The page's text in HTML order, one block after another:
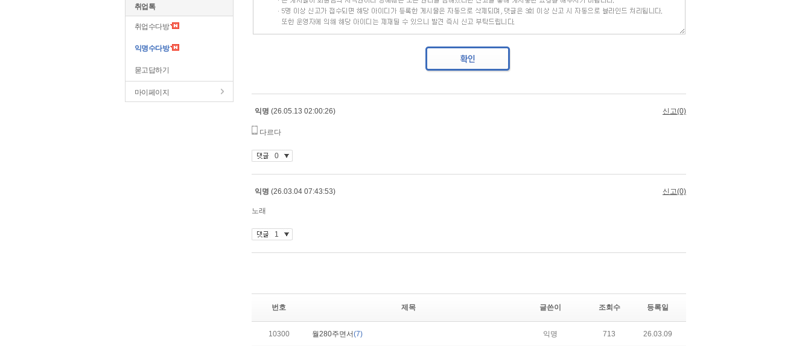
취업톡
취업수다방
익명수다방
묻고답하기
마이페이지
번호 제목 글쓴이 조회수 등록일
10300 월280주면서(7) 익명 713 26.03.09